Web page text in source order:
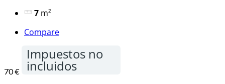
7 m²
Compare
70 €
Impuestos no
incluidos